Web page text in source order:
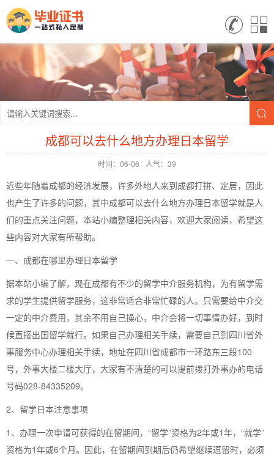
成都可以去什么地方办理日本留学
时间：06-06 人气：39
近些年随着成都的经济发展，许多外地人来到成都打拼、定居，因此
也产生了许多的问题，其中成都可以去什么地方办理日本留学就是人
们的重点关注问题，本站小编整理相关内容，欢迎大家阅读，希望这
些内容对大家有所帮助。
一、成都在哪里办理日本留学
据本站小编了解，现在成都有不少的留学中介服务机构，为有留学需
求的学生提供留学服务，这非常适合非常忙碌的人。只需要给中介交
一定的中介费用，其余不用自己操心，中介会将一切事情办好，到时
候直接出国留学就行。如果自己办理相关手续，需要自己到四川省外
事服务中心办理相关手续，地址在四川省成都市一环路东三段100
号，外事大楼二楼大厅，大家有不清楚的可以提前拨打外事办的电话
号码028-84335209。
2、留学日本注意事项
1、办理一次申请可获得的在留期间，“留学”资格为2年或1年，“就学”
资格为1年或6个月。因此，在留期间到期后仍希望继续逗留时，必须